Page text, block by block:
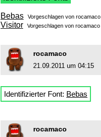
Bebas Vorgeschlagen von rocamaco
Visitor Vorgeschlagen von rocamaco
rocamaco
21.09.2011 um 04:15
Identifizierter Font: Bebas
rocamaco